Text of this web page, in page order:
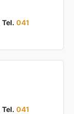
Tel. 041
Tel. 041